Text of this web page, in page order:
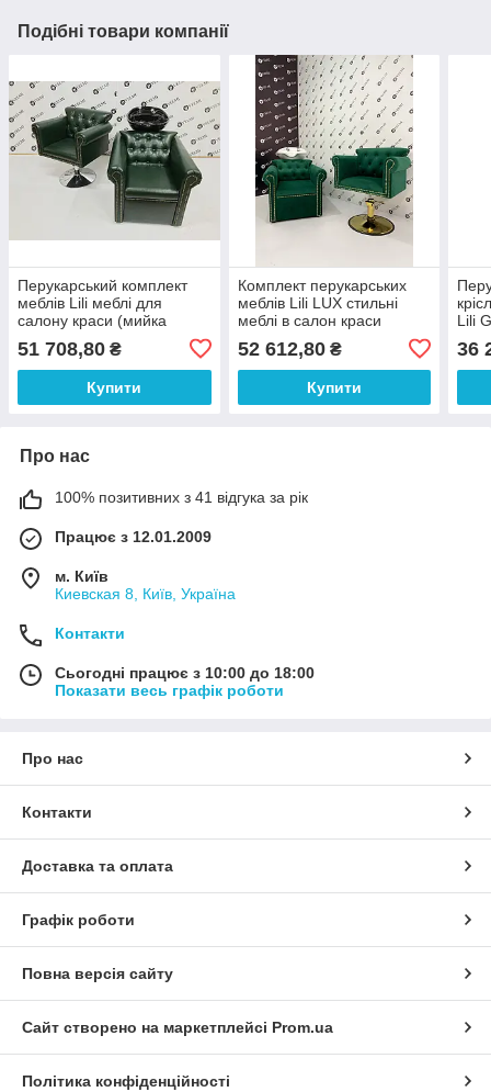
Подібні товари компанії
Перукарський комплект
меблів Lili меблі для
салону краси (мийка
дисковій базі) Green
51 708,80 ₴
Купити
Комплект перукарських
меблів Lili LUX стильні
меблі в салон краси
золотому диску)
52 612,80₴
Купити
Lili
36
Про нас
100% позитивних з 41 відгука за рік
Працює з 12.01.2009
м. Київ
Киевская 8, Київ, Україна
Контакти
Сьогодні працює з 10:00 до 18:00
Показати весь графік роботи
Про нас
Контакти
Доставка та оплата
Графік роботи
Повна версія сайту
Сайт створено на маркетплейсі Prom.ua
Політика конфіденційності